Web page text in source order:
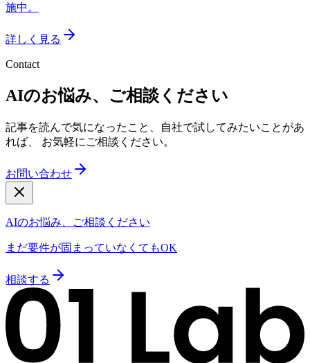
施中。
詳しく見る
Contact
AIのお悩み、ご相談ください
記事を読んで気になったこと、自社で試してみたいことがあ
れば、 お気軽にご相談ください。
お問い合わせ
AIのお悩み、ご相談ください
まだ要件が固まっていなくてもOK
相談する